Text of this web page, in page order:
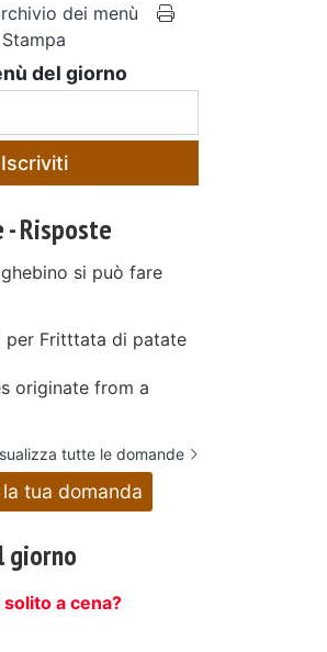
dei menù
Stampa
del giorno
Iscriviti
- Risposte
si può fare
per Fritttata di patate
originate from a
tutte le domande
tua domanda
giorno
a cena?